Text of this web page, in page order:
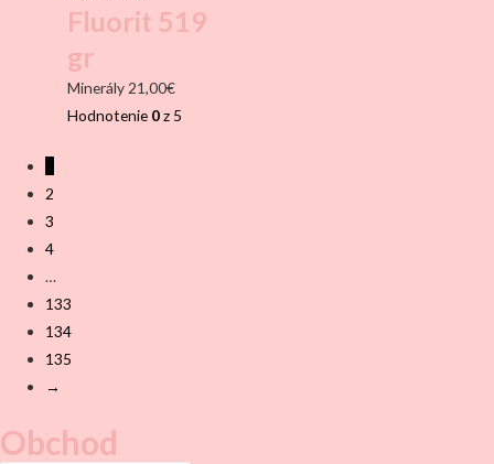
Fluorit 519
gr
Minerály 21,00€
Hodnotenie 0z 5
2
3
4
…
133
134
135
→
Obchod